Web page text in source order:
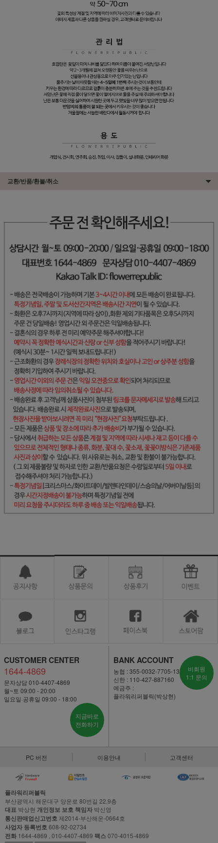
교환/반품/환불/취소
CUSTOMER CENTER
1644-4869
문자상담 010-4407-4869
월~토 09:00 - 20:00
일요일·공휴일 09:00 - 18:00
지금바로
전화하기
BANK ACCOUNT
농협 : 355-0032-7705-13
신한 : 110-427-887160
예금주 :
플라워리퍼블릭(박상현)
비회원
1:1 문의
PC 버전 이용안내 고객센터
플라워리퍼블릭
부산광역시 해운대구 양운로 80번길 22,9층
대표 박상현 개인정보 보호 책임자 박신영
통신판매업신고번호제2014-부산해운-0664호
사업자 등록번호608-92-02734
전화 1644-4869 , 010-4407-4869 팩스070-4015-4869